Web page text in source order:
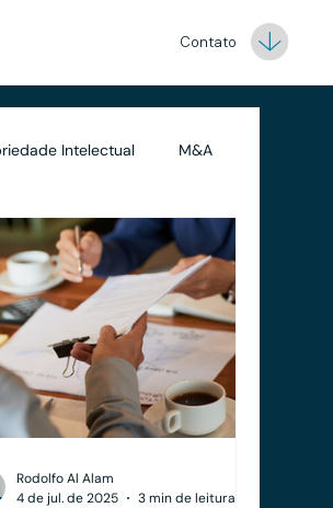
Contato
Intelectual M&A
Rodolfo Al Alam
4 de jul. de 2025
3 min de leitura